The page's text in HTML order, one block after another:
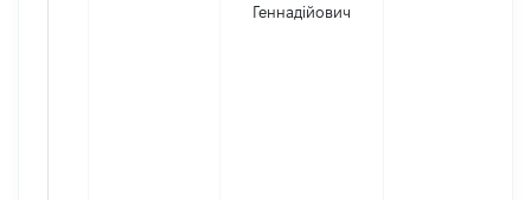
Геннадійович